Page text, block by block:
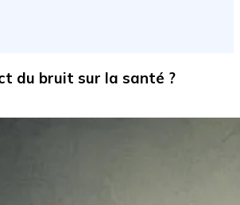
du bruit sur la santé ?